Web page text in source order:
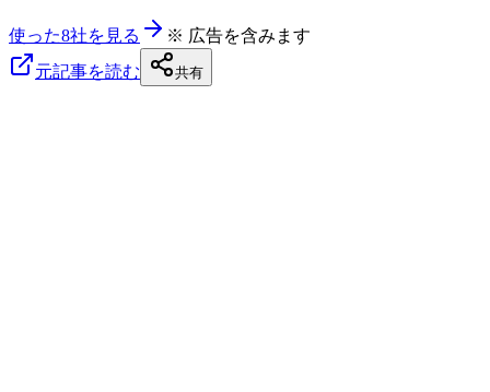
使った8社を見る
※ 広告を含みます
元記事を読む
共有